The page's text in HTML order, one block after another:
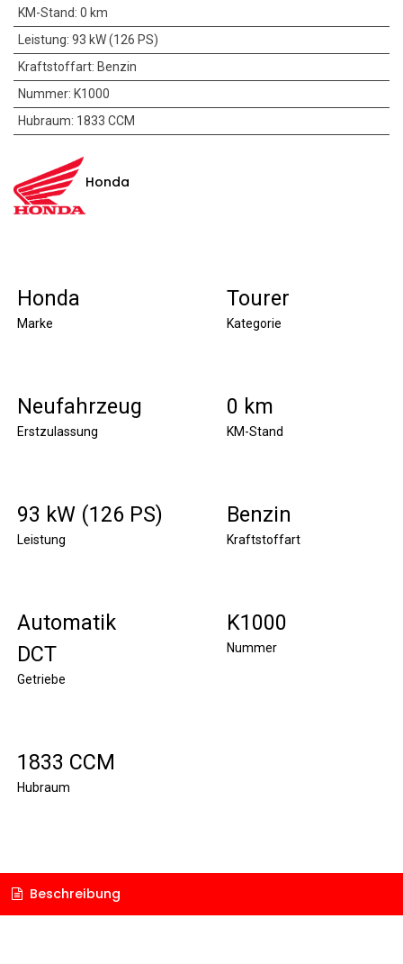
KM-Stand: 0 km
Leistung: 93 kW (126 PS)
Kraftstoffart: Benzin
Nummer: K1000
Hubraum: 1833 CCM
Honda
Honda
Marke
Tourer
Kategorie
Neufahrzeug
Erstzulassung
0 km
KM-Stand
93 kW (126 PS)
Leistung
Benzin
Kraftstoffart
Automatik
DCT
Getriebe
K1000
Nummer
1833 CCM
Hubraum
Beschreibung